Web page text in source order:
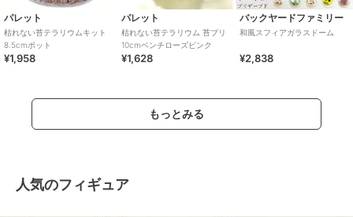
パレット
枯れない苔テラリウムキット
8.5cmポット
¥1,958
パレット
枯れない苔テラリウム 苔プリ
10cmベンチローズピンク
¥1,628
バックヤードファミリー
和風スフィアガラスドーム
¥2,838
もっとみる
人気のフィギュア